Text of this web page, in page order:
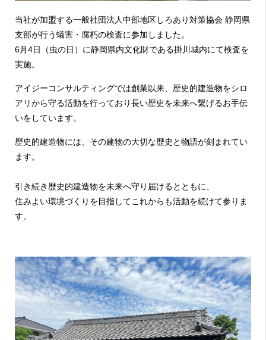
当社が加盟する一般社団法人中部地区しろあり対策協会 静岡県
支部が行う蟻害・腐朽の検査に参加しました。
6月4日（虫の日）に静岡県内文化財である掛川城内にて検査を
実施。
アイジーコンサルティングでは創業以来、 歴史的建造物をシロ
アリから守る活動を行っており長い歴史を未来へ繋げるお手伝
いをしています。
歴史的建造物には、その建物の大切な歴史と物語が刻まれてい
ます。
引き続き歴史的建造物を未来へ守り届けるとともに、
住みよい環境づくりを目指してこれからも活動を続けて参りま
す。